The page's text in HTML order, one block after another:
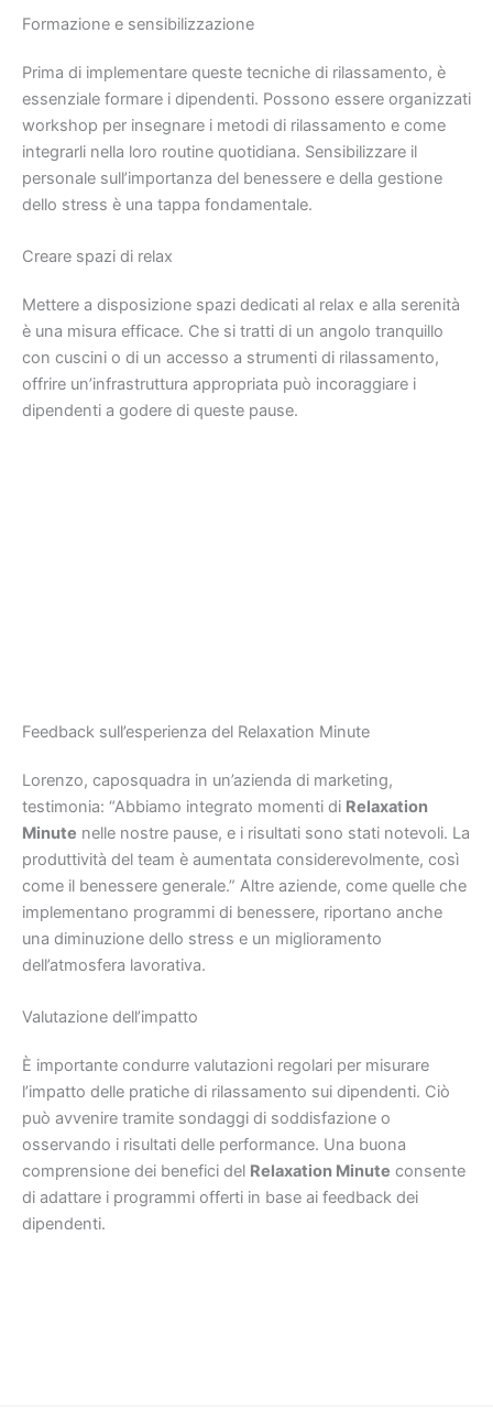
Formazione e sensibilizzazione
Prima di implementare queste tecniche di rilassamento, è
essenziale formare i dipendenti. Possono essere organizzati
workshop per insegnare i metodi di rilassamento e come
integrarli nella loro routine quotidiana. Sensibilizzare il
personale sull’importanza del benessere e della gestione
dello stress è una tappa fondamentale.
Creare spazi di relax
Mettere a disposizione spazi dedicati al relax e alla serenità
è una misura efficace. Che si tratti di un angolo tranquillo
con cuscini o di un accesso a strumenti di rilassamento,
offrire un’infrastruttura appropriata può incoraggiare i
dipendenti a godere di queste pause.
Feedback sull’esperienza del Relaxation Minute
Lorenzo, caposquadra in un’azienda di marketing,
testimonia: “Abbiamo integrato momenti di Relaxation
Minute nelle nostre pause, e i risultati sono stati notevoli. La
produttività del team è aumentata considerevolmente, così
come il benessere generale.” Altre aziende, come quelle che
implementano programmi di benessere, riportano anche
una diminuzione dello stress e un miglioramento
dell’atmosfera lavorativa.
Valutazione dell’impatto
È importante condurre valutazioni regolari per misurare
l’impatto delle pratiche di rilassamento sui dipendenti. Ciò
può avvenire tramite sondaggi di soddisfazione o
osservando i risultati delle performance. Una buona
comprensione dei benefici del Relaxation Minute consente
di adattare i programmi offerti in base ai feedback dei
dipendenti.